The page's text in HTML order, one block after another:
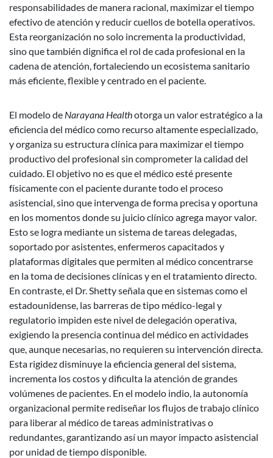
responsabilidades de manera racional, maximizar el tiempo
efectivo de atención y reducir cuellos de botella operativos.
Esta reorganización no solo incrementa la productividad,
sino que también dignifica el rol de cada profesional en la
cadena de atención, fortaleciendo un ecosistema sanitario
más eficiente, flexible y centrado en el paciente.
El modelo de Narayana Healthotorga un valor estratégico a la
eficiencia del médico como recurso altamente especializado,
y organiza su estructura clínica para maximizar el tiempo
productivo del profesional sin comprometer la calidad del
cuidado. El objetivo no es que el médico esté presente
físicamente con el paciente durante todo el proceso
asistencial, sino que intervenga de forma precisa y oportuna
en los momentos donde su juicio clínico agrega mayor valor.
Esto se logra mediante un sistema de tareas delegadas,
soportado por asistentes, enfermeros capacitados y
plataformas digitales que permiten al médico concentrarse
en la toma de decisiones clínicas y en el tratamiento directo.
En contraste, el Dr. Shetty señala que en sistemas como el
estadounidense, las barreras de tipo médico-legal y
regulatorio impiden este nivel de delegación operativa,
exigiendo la presencia continua del médico en actividades
que, aunque necesarias, no requieren su intervención directa.
Esta rigidez disminuye la eficiencia general del sistema,
incrementa los costos y dificulta la atención de grandes
volúmenes de pacientes. En el modelo indio, la autonomía
organizacional permite rediseñar los flujos de trabajo clínico
para liberar al médico de tareas administrativas o
redundantes, garantizando así un mayor impacto asistencial
por unidad de tiempo disponible.